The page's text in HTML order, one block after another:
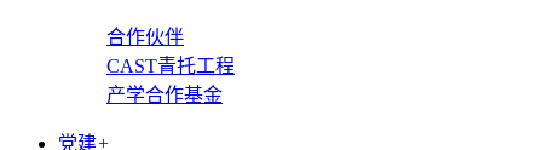
合作伙伴
CAST青托工程
产学合作基金
党建+